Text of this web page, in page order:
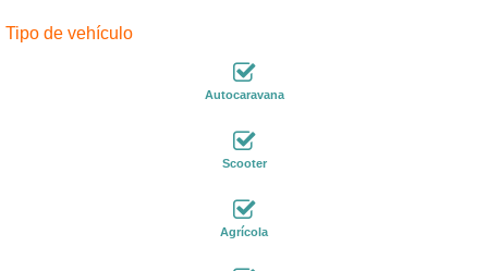
Tipo de vehículo
Autocaravana
Scooter
Agrícola